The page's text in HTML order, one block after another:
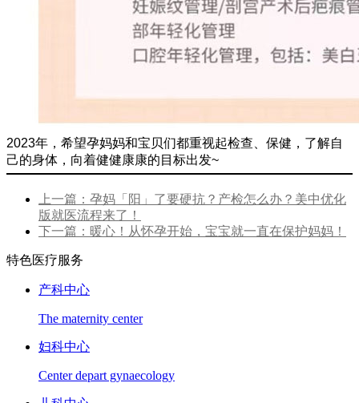
2023年，希望孕妈妈和宝贝们都重视起检查、保健，了解自
己的身体，向着健健康康的目标出发~
上一篇：孕妈「阳」了要硬抗？产检怎么办？美中优化
版就医流程来了！
下一篇：暖心！从怀孕开始，宝宝就一直在保护妈妈！
特色医疗服务
产科中心
The maternity center
妇科中心
Center depart gynaecology